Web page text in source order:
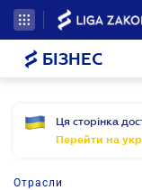
БІЗНЕС
Ця сторінка
Перейти на
Отрасли